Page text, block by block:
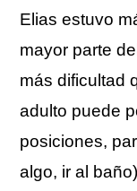
Elias estuvo
mayor parte
más dificultad
adulto puede
posiciones,
algo, ir al baño)